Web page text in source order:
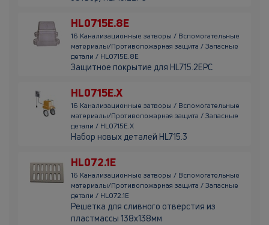
HL0715E.8E
16 Канализационные затворы / Вспомогательные
материалы/Противопожарная защита / Запасные
детали / HL0715E.8E
Защитное покрытие для HL715.2EPC
HL0715E.X
16 Канализационные затворы / Вспомогательные
материалы/Противопожарная защита / Запасные
детали / HL0715E.X
Набор новых деталей HL715.3
HL072.1E
16 Канализационные затворы / Вспомогательные
материалы/Противопожарная защита / Запасные
детали / HL072.1E
Решетка для сливного отверстия из
пластмассы 138х138мм